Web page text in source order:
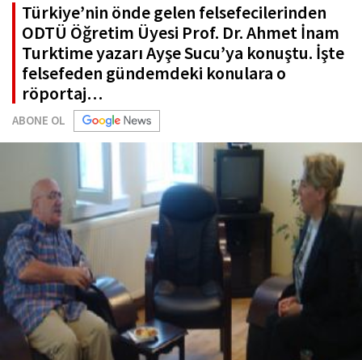
Türkiye’nin önde gelen felsefecilerinden
ODTÜ Öğretim Üyesi Prof. Dr. Ahmet İnam
Turktime yazarı Ayşe Sucu’ya konuştu. İşte
felsefeden gündemdeki konulara o
röportaj…
ABONE OL